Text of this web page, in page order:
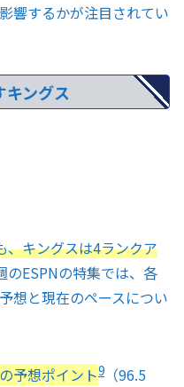
響するかが注目されてい
ングス
、キングスは4ランクア
のESPNの特集では、各
想と現在のペースについ
予想ポイント9 （96.5